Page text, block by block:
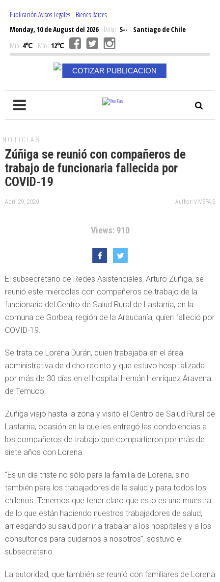
Publicación Avisos Legales | Bienes Raices
Monday, 10 de August del 2026Dólar: $--
Santiago de Chile
Min: 4℃ Max: 12℃
COTIZAR PUBLICACION
NOTICIAS
Zúñiga se reunió con compañeros de
trabajo de funcionaria fallecida por
COVID-19
Abril 29, 2020 Author: VIVEPAIS
Views: 910
El subsecretario de Redes Asistenciales, Arturo Zúñiga, se
reunió este miércoles con compañeros de trabajo de la
funcionaria del Centro de Salud Rural de Lastarria, en la
comuna de Gorbea, región de la Araucanía, quien falleció por
COVID-19.
Se trata de Lorena Durán, quien trabajaba en el área
administrativa de dicho recinto y que estuvo hospitalizada
por más de 30 días en el hospital Hernán Henríquez Aravena
de Temuco.
Zúñiga viajó hasta la zona y visitó el Centro de Salud Rural de
Lastarria, ocasión en la que les entregó las condolencias a
los compañeros de trabajo que compartieron por más de
siete años con Lorena.
“Es un día triste no sólo para la familia de Lorena, sino
también para los trabajadores de la salud y para todos los
chilenos. Tenemos que tener claro que esto es una muestra
de lo que están haciendo nuestros trabajadores de salud,
arriesgando su salud por ir a trabajar a los hospitales y a los
consultorios para cuidarnos a nosotros”, sostuvo el
subsecretario.
La autoridad, que también se reunió con familiares de Lorena